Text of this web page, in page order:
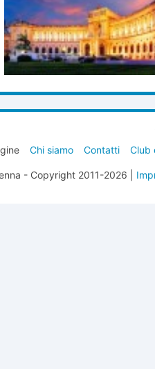
Chi siamo Contatti Club
- Copyright 2011-2026 |